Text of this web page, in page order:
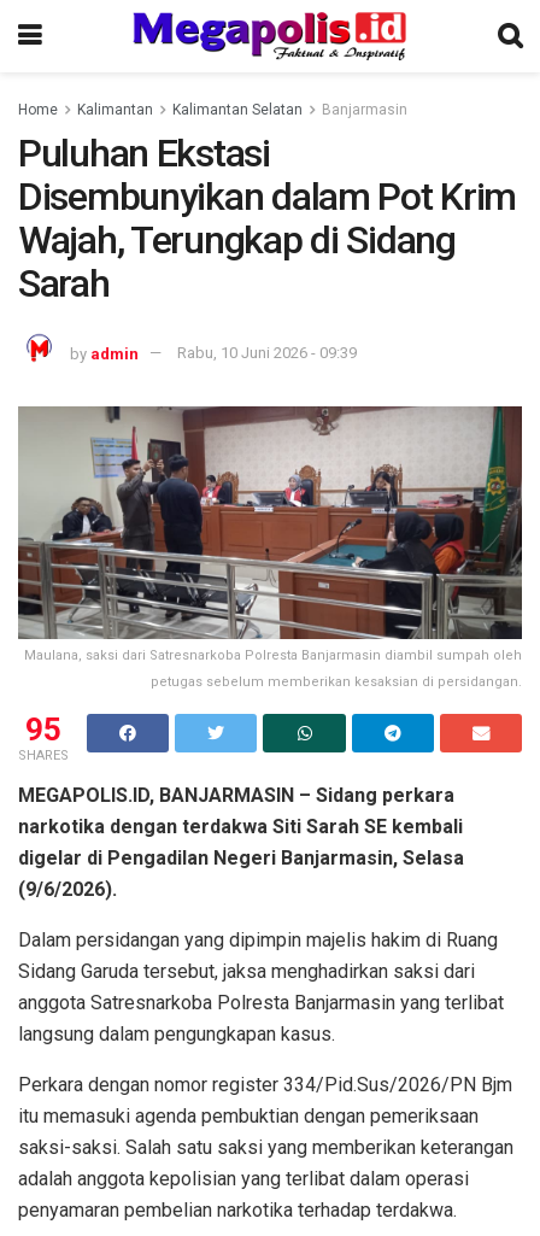
Home Kalimantan Kalimantan Selatan Banjarmasin
Puluhan Ekstasi
Disembunyikan dalam Pot Krim
Wajah, Terungkap di Sidang
Sarah
by admin Rabu, 10 Juni 2026 - 09:39
Maulana, saksi dari Satresnarkoba Polresta Banjarmasin diambil sumpah oleh
petugas sebelum memberikan kesaksian di persidangan.
95
SHARES
MEGAPOLIS.ID, BANJARMASIN – Sidang perkara
narkotika dengan terdakwa Siti Sarah SE kembali
digelar di Pengadilan Negeri Banjarmasin, Selasa
(9/6/2026).
Dalam persidangan yang dipimpin majelis hakim di Ruang
Sidang Garuda tersebut, jaksa menghadirkan saksi dari
anggota Satresnarkoba Polresta Banjarmasin yang terlibat
langsung dalam pengungkapan kasus.
Perkara dengan nomor register 334/Pid.Sus/2026/PN Bjm
itu memasuki agenda pembuktian dengan pemeriksaan
saksi-saksi. Salah satu saksi yang memberikan keterangan
adalah anggota kepolisian yang terlibat dalam operasi
penyamaran pembelian narkotika terhadap terdakwa.